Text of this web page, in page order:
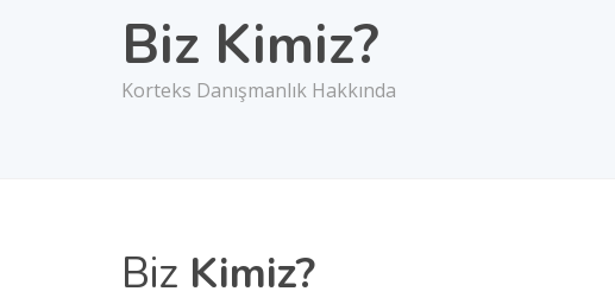
Biz Kimiz?
Korteks Danışmanlık Hakkında
Biz Kimiz?